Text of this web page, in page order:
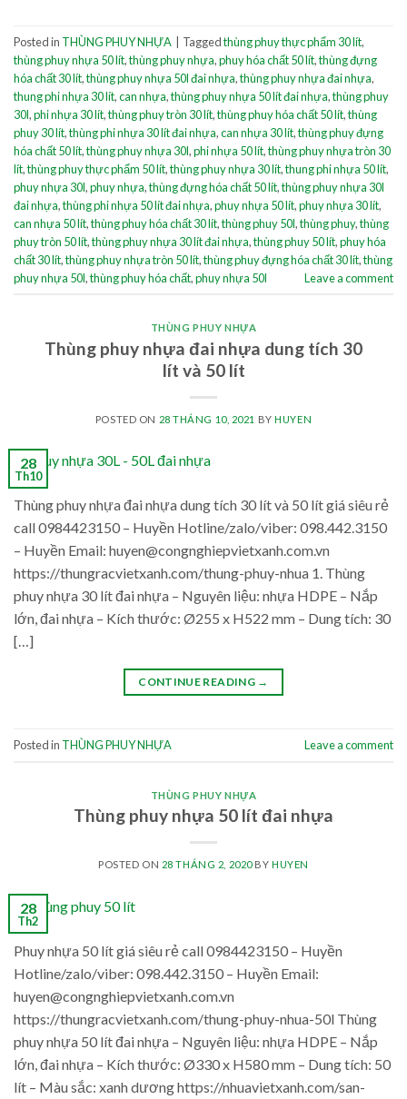
Posted in THÙNG PHUY NHỰA Taggedthùng phuy thực phẩm 30 lít,
thùng phuy nhựa 50 lít,thùng phuy nhựa,phuy hóa chất 50 lít,thùng đựng
hóa chất 30 lít,thùng phuy nhựa 50l đai nhựa,thùng phuy nhựa đai nhựa,
thung phi nhựa 30 lít,can nhựa,thùng phuy nhựa 50 lít đai nhựa,thùng phuy
30l,phi nhựa 30 lít,thùng phuy tròn 30 lít,thùng phuy hóa chất 50 lít,thùng
phuy 30 lít,thùng phi nhựa 30 lít đai nhựa,can nhựa 30 lít,thùng phuy đựng
hóa chất 50 lít,thùng phuy nhựa 30l,phi nhựa 50 lít,thùng phuy nhựa tròn 30
lít,thùng phuy thực phẩm 50 lít,thùng phuy nhựa 30 lít,thung phi nhựa 50 lít,
phuy nhựa 30l,phuy nhựa,thùng đựng hóa chất 50 lít,thùng phuy nhựa 30l
đai nhựa,thùng phi nhựa 50 lít đai nhựa,phuy nhựa 50 lít,phuy nhựa 30 lít,
can nhựa 50 lít,thùng phuy hóa chất 30 lít,thùng phuy 50l,thùng phuy,thùng
phuy tròn 50 lít,thùng phuy nhựa 30 lít đai nhựa,thùng phuy 50 lít,phuy hóa
chất 30 lít,thùng phuy nhựa tròn 50 lít,thùng phuy đựng hóa chất 30 lít,thùng
phuy nhựa 50l,thùng phuy hóa chất,phuy nhựa 50l Leave a comment
THÙNG PHUY NHỰA
Thùng phuy nhựa đai nhựa dung tích 30
lít và 50 lít
POSTED ON 28 THÁNG 10, 2021 BYHUYEN
28
Th10
Thùng phuy nhựa đai nhựa dung tích 30 lít và 50 lít giá siêu rẻ
call 0984423150 – Huyền Hotline/zalo/viber: 098.442.3150
– Huyền Email: huyen@congnghiepvietxanh.com.vn
https://thungracvietxanh.com/thung-phuy-nhua 1. Thùng
phuy nhựa 30 lít đai nhựa – Nguyên liệu: nhựa HDPE – Nắp
lớn, đai nhựa – Kích thước: Ø255 x H522 mm – Dung tích: 30
[…]
CONTINUE READING →
Posted in THÙNG PHUY NHỰA Leave a comment
THÙNG PHUY NHỰA
Thùng phuy nhựa 50 lít đai nhựa
POSTED ON 28 THÁNG 2, 2020BY HUYEN
28
Th2
Phuy nhựa 50 lít giá siêu rẻ call 0984423150 – Huyền
Hotline/zalo/viber: 098.442.3150 – Huyền Email:
huyen@congnghiepvietxanh.com.vn
https://thungracvietxanh.com/thung-phuy-nhua-50l Thùng
phuy nhựa 50 lít đai nhựa – Nguyên liệu: nhựa HDPE – Nắp
lớn, đai nhựa – Kích thước: Ø330 x H580 mm – Dung tích: 50
lít – Màu sắc: xanh dương https://nhuavietxanh.com/san-